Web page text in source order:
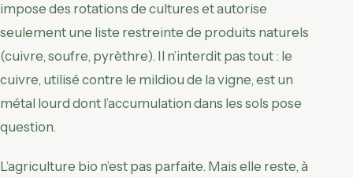
impose des rotations de cultures et autorise
seulement une liste restreinte de produits naturels
(cuivre, soufre, pyrèthre). Il n’interdit pas tout : le
cuivre, utilisé contre le mildiou de la vigne, est un
métal lourd dont l’accumulation dans les sols pose
question.
L’agriculture bio n’est pas parfaite. Mais elle reste, à